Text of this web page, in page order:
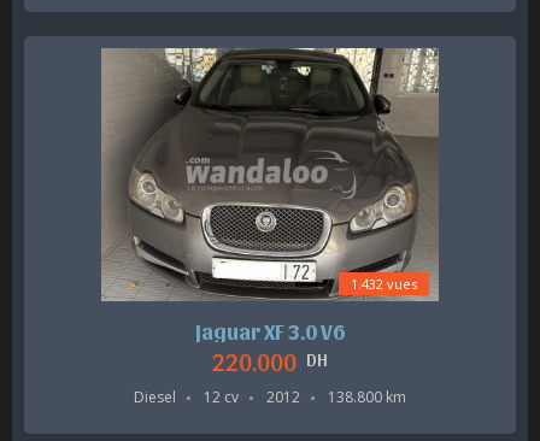
1.432 vues
Jaguar XF 3.0 V6
220.000 DH
Diesel 12 cv 2012 138.800 km